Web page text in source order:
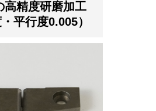
高精度研磨加工
・平行度0.005）